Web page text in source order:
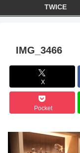
TWICE
IMG_3466
X
Pocket